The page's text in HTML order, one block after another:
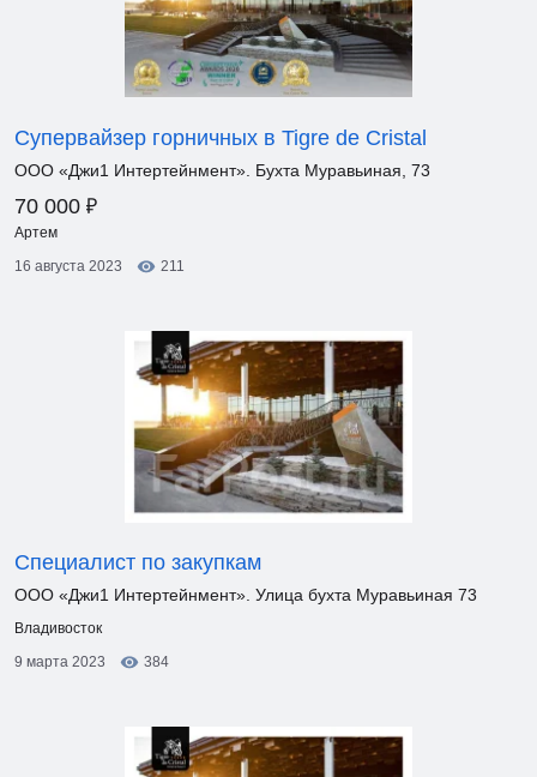
Супервайзер горничных в Tigre de Cristal
ООО «Джи1 Интертейнмент». Бухта Муравьиная, 73
70 000 ₽
Артем
16 августа 2023
211
Специалист по закупкам
ООО «Джи1 Интертейнмент». Улица бухта Муравьиная 73
Владивосток
9 марта 2023
384